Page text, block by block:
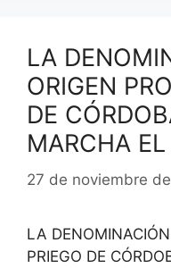
LA
ORIGEN
DE
MARCHA
27 de noviembre
LA
PRIEGO DE